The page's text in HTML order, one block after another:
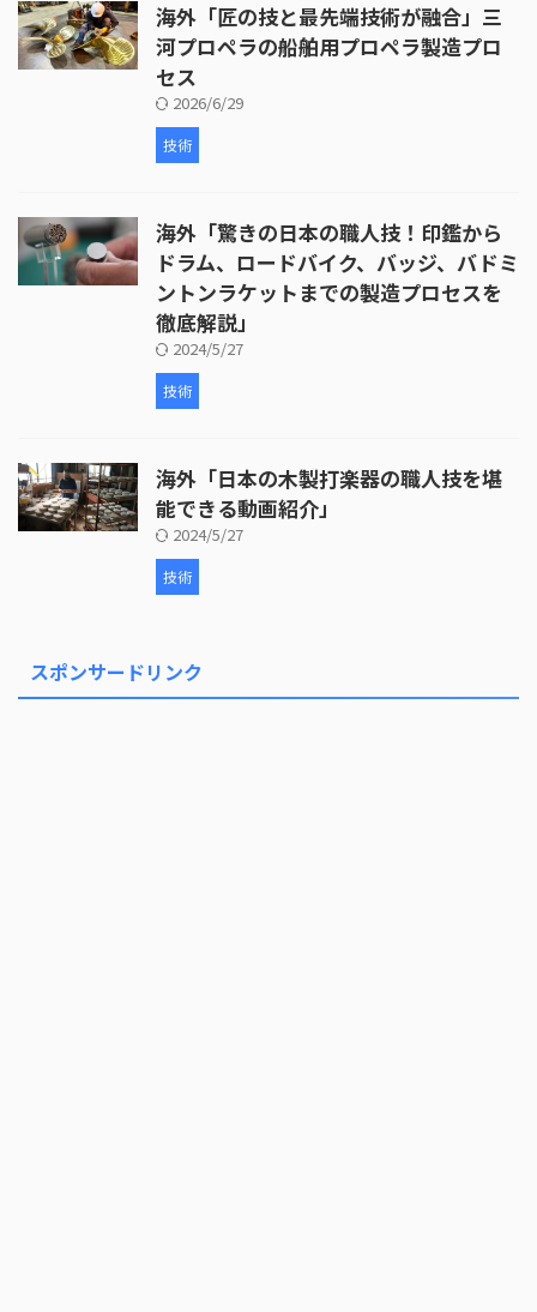
海外「匠の技と最先端技術が融合」三
河プロペラの船舶用プロペラ製造プロ
セス
2026/6/29
技術
海外「驚きの日本の職人技！印鑑から
ドラム、ロードバイク、バッジ、バドミ
ントンラケットまでの製造プロセスを
徹底解説」
2024/5/27
技術
海外「日本の木製打楽器の職人技を堪
能できる動画紹介」
2024/5/27
技術
スポンサードリンク